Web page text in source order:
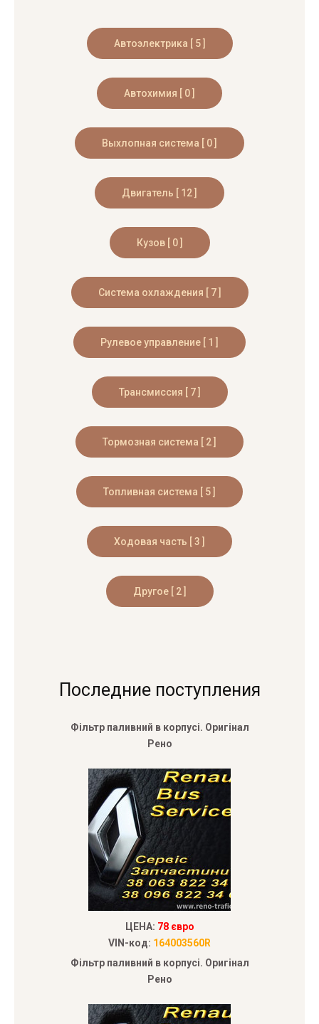
Последние поступления
Фільтр паливний в корпусі. Оригінал
Рено
ЦЕНА: 78 євро
VIN-код: 164003560R
Фільтр паливний в корпусі. Оригінал
Рено